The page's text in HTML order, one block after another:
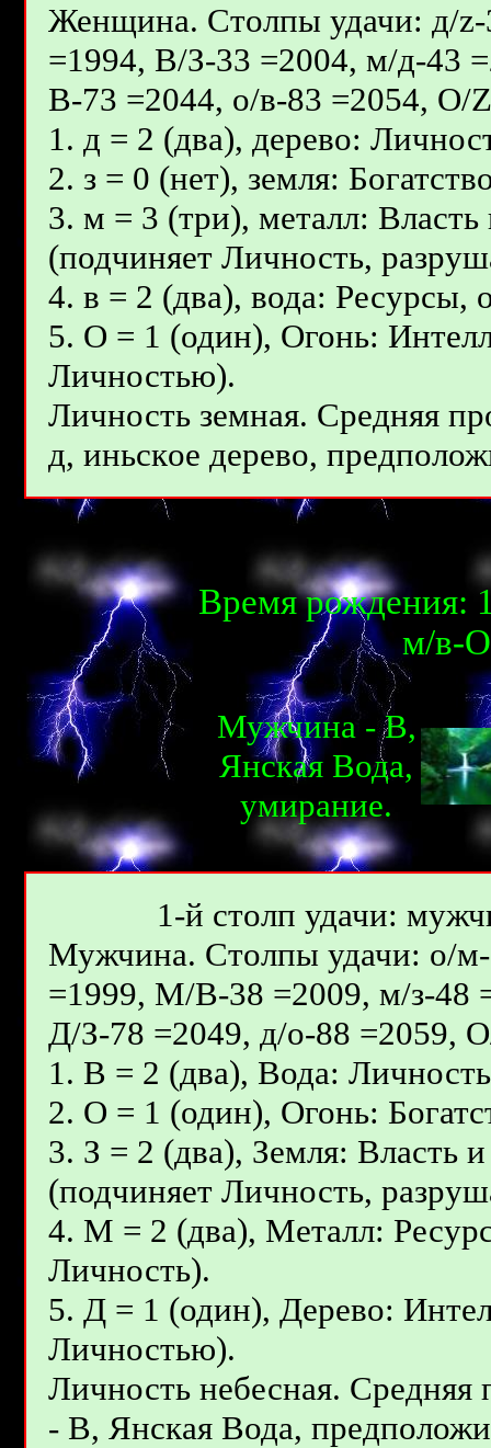
Женщина. Столпы удачи: д/
=1994, В/З-33 =2004, м/д-43
В-73 =2044, о/в-83 =2054, О/
1. д = 2 (два), дерево:
2. з = 0 (нет), земля:
3. м = 3 (три), металл:
(подчиняет Личность,
4. в = 2 (два), вода: Ресурсы,
5. О = 1 (один), Огонь:
Личностью).
Личность земная. Средняя
д, иньcкoe дepeвo,
Время рождения:
м/в-
Мужчина - В,
Янcкая Вода,
умираниe.
1-й столп удачи:
Мужчина. Столпы удачи: о/м-
=1999, М/В-38 =2009, м/з-48
Д/З-78 =2049, д/о-88 =2059,
1. В = 2 (два), Вода:
2. О = 1 (один), Огонь:
3. З = 2 (два), Земля: Власть
(подчиняет Личность,
4. М = 2 (два), Металл:
Личность).
5. Д = 1 (один), Дерево:
Личностью).
Личность небесная.
- В, Янcкая Вода,